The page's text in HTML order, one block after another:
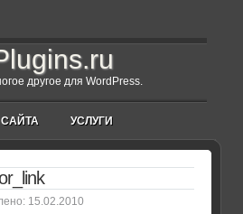
другое для WordPress.
САЙТА УСЛУГИ
15.02.2010